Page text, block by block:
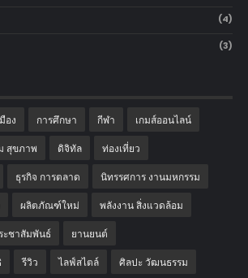
(4)
(3)
อง การศึกษา กีฬา เกมส์ออนไลน์
สุขภาพ ดิจิทัล ท่องเที่ยว
ธุรกิจ การตลาด นิทรรศการ งานมหกรรม
ผลิตภัณฑ์ใหม่ พลังงาน สิ่งแวดล้อม
ะชาสัมพันธ์ ‎ยานยนต์‎
รีวิว ไลฟ์สไตล์ ศิลปะ วัฒนธรรม